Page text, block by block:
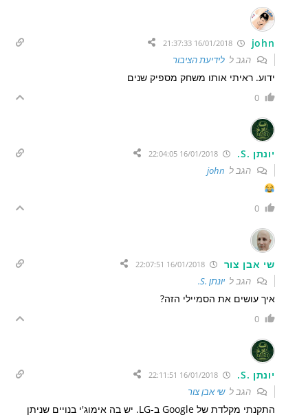
john
16/01/2018 21:37:33
הגב ללידיעת הציבור
ידוע. ראיתי אותו משחק מספיק שנים
0
יונתן .S.
הגב ל john
0
שי אבן צור 16/01/2018 22:07:51
הגב ליונתן .S.
איך עושים את הסמיילי הזה?
0
יונתן .S.
הגב לשי אבן צור
התקנתי מקלדת של Google ב-LG. יש בה אימוג'י בנויים שניתן